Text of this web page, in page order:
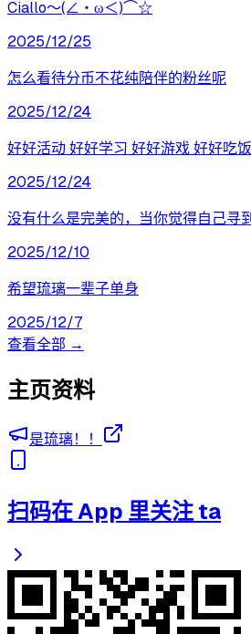
‎Ciallo～(∠・ω＜)⌒☆
2025/12/25
怎么看待分币不花纯陪伴的粉丝呢
2025/12/24
好好活动 好好学习 好好游戏 好好吃
2025/12/24
没有什么是完美的，当你觉得自己寻
2025/12/10
希望琉璃一辈子单身
2025/12/7
查看全部 →
主页资料
是琉璃！！
扫码在 App 里关注 ta